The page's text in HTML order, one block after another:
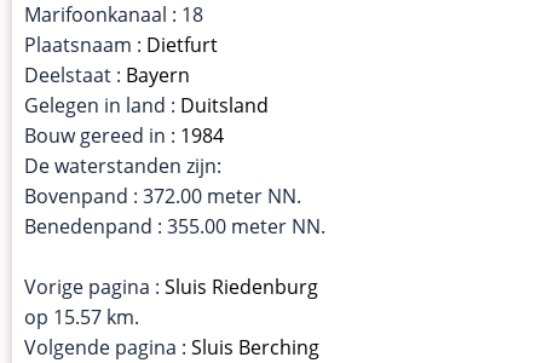
Marifoonkanaal : 18
Plaatsnaam : Dietfurt
Deelstaat : Bayern
Gelegen in land : Duitsland
Bouw gereed in : 1984
De waterstanden zijn:
Bovenpand : 372.00 meter NN.
Benedenpand : 355.00 meter NN.
Vorige pagina : Sluis Riedenburg
op 15.57 km.
Volgende pagina : Sluis Berching